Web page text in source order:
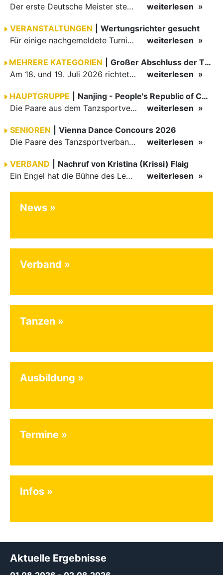
Der erste Deutsche Meister steht fest B-Boy Roman siegt bei den Juniors weiterlesen
VERANSTALTUNGEN
Wertungsrichter gesucht
Für einige nachgemeldete Turniere im 2 Halbjahr sucht der ZWE noch Wertungsrichter.
weiterlesen
MEHRERE KATEGORIEN
Großer Abschluss der TBW-Trophy in Weinheim
Am 18. und 19. Juli 2026 richtete die Tanzsportabteilung (TSA) der TSG 1862 Weinheim das Abschlussturnier der diesjährigen TBW-Trophy-Serie aus. Zum traditionellen Saisonfinale kamen rund 400 Starts über…
weiterlesen
HAUPTGRUPPE
Nanjing - People's Republic of China
Die Paare aus dem Tanzsportverband Baden-Württemberg (TBW) haben beim hochklassig besetzten WDSF GrandSlam im chinesischen Nanjing wieder einmal auf internationalem Top-Niveau geglänzt. Das…
weiterlesen
SENIOREN
Vienna Dance Concours 2026
Die Paare des Tanzsportverbandes Baden-Württemberg (TBW) glänzten auf dem internationalen Parkett des Vienna Dance Concourse 2026 im Wiener Rathaus mit hervorragenden Platzierungen Ergebnisse unter: …
weiterlesen
VERBAND
Nachruf von Kristina (Krissi) Flaig
Ein Engel hat die Bühne des Lebens verlassen. Viel zu früh, plötzlich und für uns alle unfassbar, wurde unsere geliebte Kristina (Krissi) Flaig im Alter von 36 Jahren aus dem Leben gerissen. Das Tanzen…
weiterlesen
News
Verband
Tanzen
Ausbildung
Termine
Infos
Aktuelle Ergebnisse